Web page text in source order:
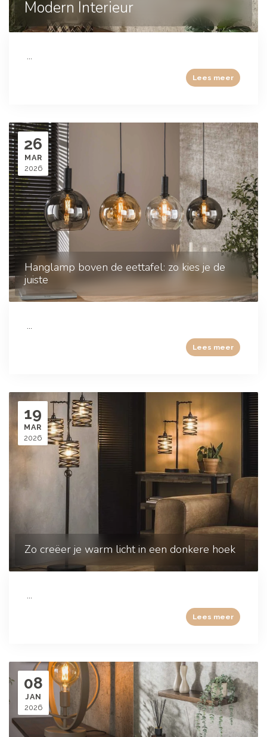
Modern Interieur
Lees meer
26
MAR
2026
Hanglamp boven de eettafel: zo kies je de
juiste
Lees meer
19
MAR
2026
Zo creëer je warm licht in een donkere hoek
Lees meer
08
JAN
2026